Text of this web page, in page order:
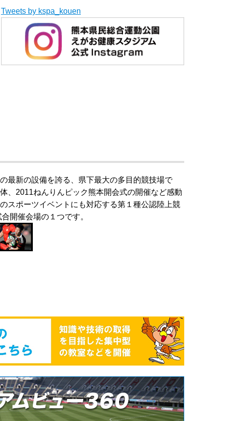
Tweets by kspa_kouen
最新の設備を誇る、県下最大の多目的競技場で
、2011ねんりんピック熊本開会式の開催など感動
スポーツイベントにも対応する第１種公認陸上競
開催会場の１つです。